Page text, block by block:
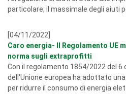
particolare, il massimale degli aiuti
[04/11/2022]
Caro energia- Il Regolamento UE
norma sugli extraprofitti
Con il regolamento 1854/2022 del 6
dell'Unione europea ha adottato
per ridurre il consumo di energia